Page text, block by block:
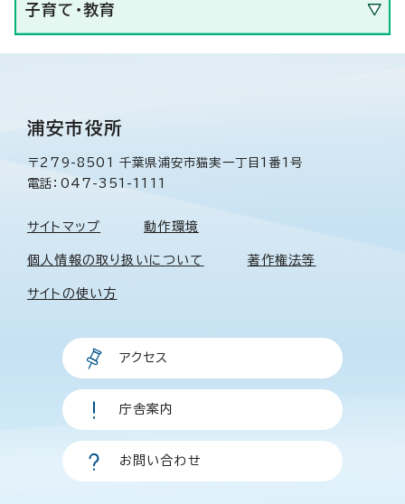
子育て・教育
浦安市役所
〒279-8501 千葉県浦安市猫実一丁目1番1号
電話：047-351-1111
サイトマップ 動作環境
個人情報の取り扱いについて 著作権法等
サイトの使い方
アクセス
庁舎案内
お問い合わせ